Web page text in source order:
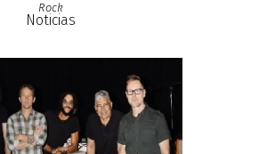
Rock
Noticias